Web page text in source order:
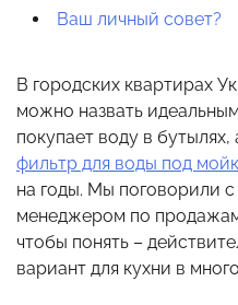
Ваш личный совет?
В городских квартирах
можно назвать
покупает воду в
фильтр для воды под
на годы. Мы поговорили
менеджером по
чтобы понять –
вариант для кухни в